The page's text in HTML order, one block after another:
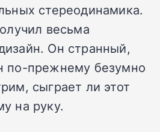
стереодинамика.
весьма
Он странный,
по-прежнему безумно
сыграет ли этот
на руку.